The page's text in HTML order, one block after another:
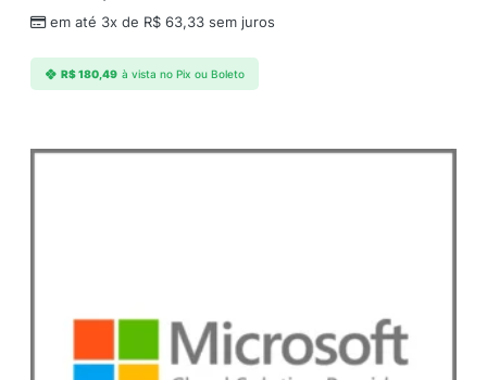
em até 3x de R$ 63,33 sem juros
R$180,49 à vista no Pix ou Boleto